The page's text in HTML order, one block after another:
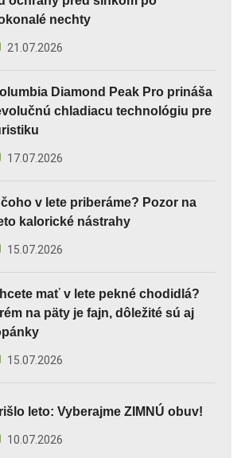
nechty
21.07.2026
Diamond Peak Pro prináša
chladiacu technológiu pre
17.07.2026
v lete priberáme? Pozor na
kalorické nástrahy
15.07.2026
mať v lete pekné chodidlá?
na päty je fajn, dôležité sú aj
15.07.2026
leto: Vyberajme ZIMNÚ obuv!
10.07.2026